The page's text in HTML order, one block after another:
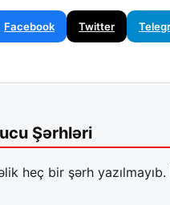
Facebook Twitter
Şərhləri
heç bir şərh